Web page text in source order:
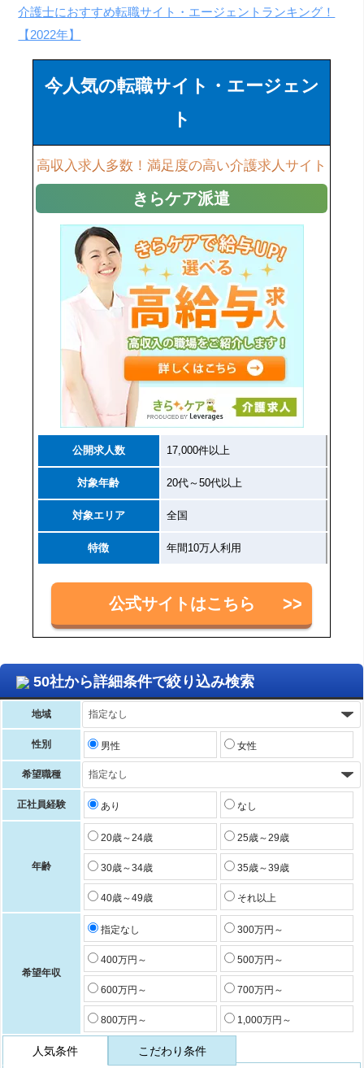
介護士におすすめ転職サイト・エージェントランキング！
【2022年】
今人気の転職サイト・エージェン
ト
高収入求人多数！満足度の高い介護求人サイト
きらケア派遣
公開求人数 17,000件以上
対象年齢 20代～50代以上
対象エリア 全国
特徴 年間10万人利用
公式サイトはこちら
50社から詳細条件で絞り込み検索
地域
性別 男性 女性
希望職種
正社員経験 あり なし
年齢
20歳～24歳 25歳～29歳
30歳～34歳 35歳～39歳
40歳～49歳 それ以上
希望年収
指定なし 300万円～
400万円～ 500万円～
600万円～ 700万円～
800万円～ 1,000万円～
人気条件 こだわり条件